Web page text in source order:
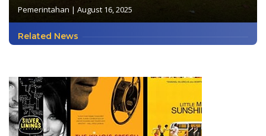
Pemerintahan | August 16, 2025
Related News